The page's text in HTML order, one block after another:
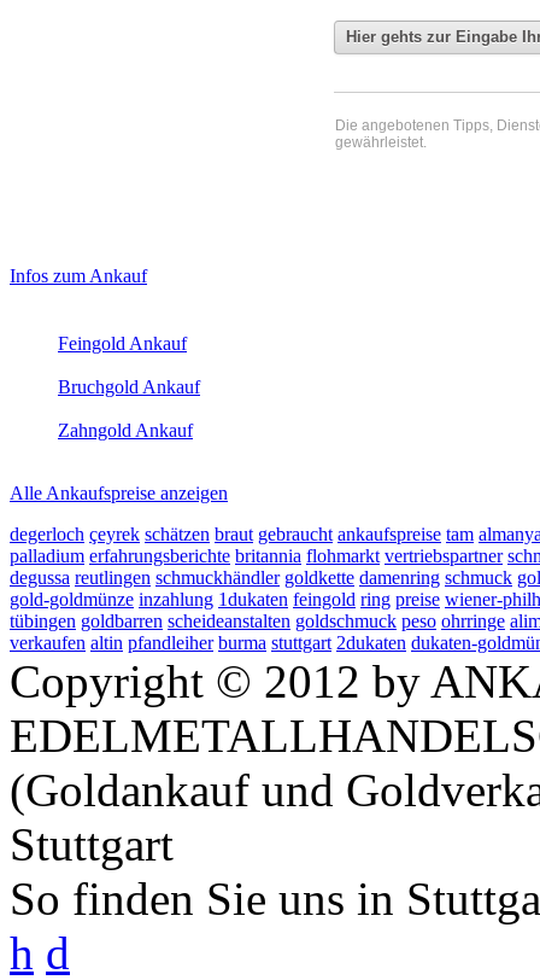
Die angebotenen Tipps,
gewährleistet.
Sidebar
Infos zum Ankauf
Feingold Ankauf
Bruchgold Ankauf
Zahngold Ankauf
Alle Ankaufspreise anzeigen
degerloch çeyrek schätzen braut gebraucht ankaufspreise tam
palladium erfahrungsberichte britannia flohmarkt vertriebspartner
degussa reutlingen schmuckhändler goldkette damenring schmuck
gold-goldmünze inzahlung 1dukaten feingold ring preise wiener-
tübingen goldbarren scheideanstalten goldschmuck peso ohrringe
verkaufen altin pfandleiher burma stuttgart 2dukaten dukaten-
Copyright © 2012 by
(Goldankauf und
Stuttgart
So finden Sie uns in
h d